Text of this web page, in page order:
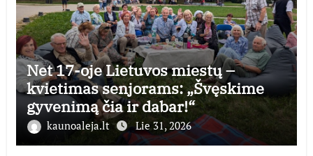
Net 17-oje Lietuvos miestų –
kvietimas senjorams: „Švęskime
gyvenimą čia ir dabar!“
kaunoaleja.lt Lie 31, 2026